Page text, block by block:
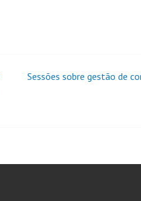
Sessões sobre gestão de